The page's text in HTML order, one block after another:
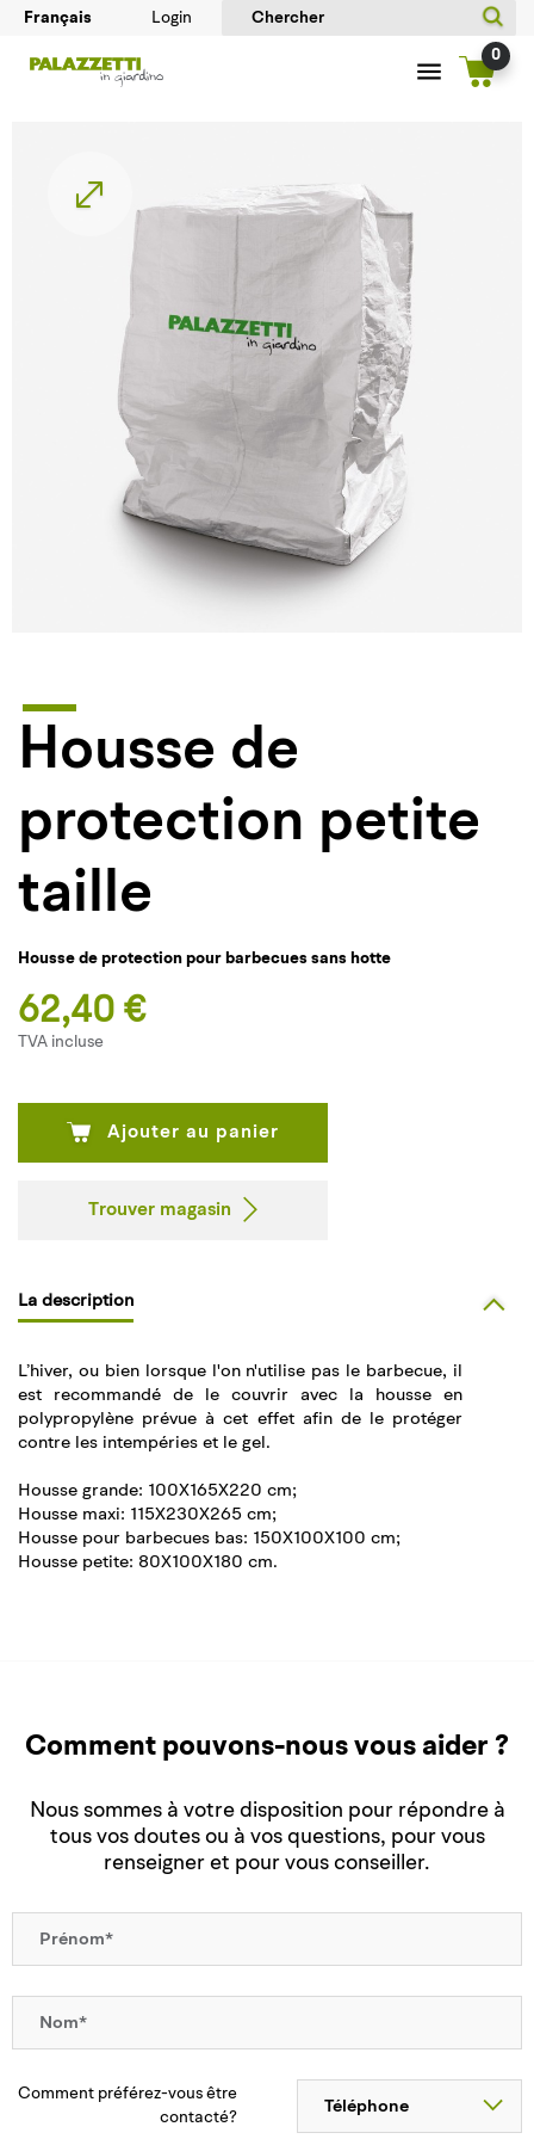
Login
0
Housse de
protection petite
taille
Housse de protection pour barbecues sans hotte
62,40 €
TVA incluse
Ajouter au panier
Trouver magasin
La description
L’hiver, ou bien lorsque l'on n'utilise pas le barbecue, il
est recommandé de le couvrir avec la housse en
polypropylène prévue à cet effet afin de le protéger
contre les intempéries et le gel.
Housse grande: 100X165X220 cm;
Housse maxi: 115X230X265 cm;
Housse pour barbecues bas: 150X100X100 cm;
Housse petite: 80X100X180 cm.
Comment pouvons-nous vous aider ?
Nous sommes à votre disposition pour répondre à
tous vos doutes ou à vos questions, pour vous
renseigner et pour vous conseiller.
Comment préférez-vous être
contacté?